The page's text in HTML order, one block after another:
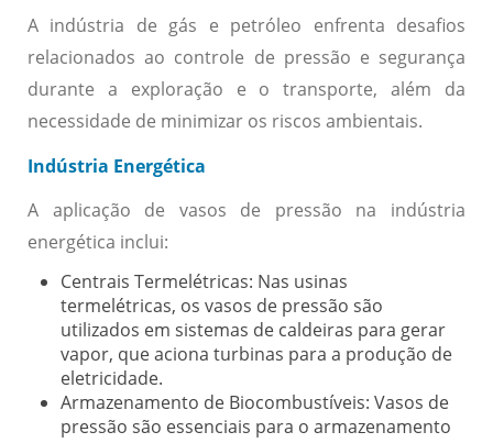
A indústria de gás e petróleo enfrenta desafios
relacionados ao controle de pressão e segurança
durante a exploração e o transporte, além da
necessidade de minimizar os riscos ambientais.
Indústria Energética
A aplicação de vasos de pressão na indústria
energética inclui:
Centrais Termelétricas: Nas usinas
termelétricas, os vasos de pressão são
utilizados em sistemas de caldeiras para gerar
vapor, que aciona turbinas para a produção de
eletricidade.
Armazenamento de Biocombustíveis: Vasos de
pressão são essenciais para o armazenamento